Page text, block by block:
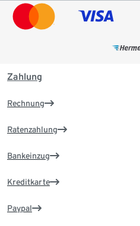
Zahlung
Rechnung
Ratenzahlung
Bankeinzug
Kreditkarte
Paypal